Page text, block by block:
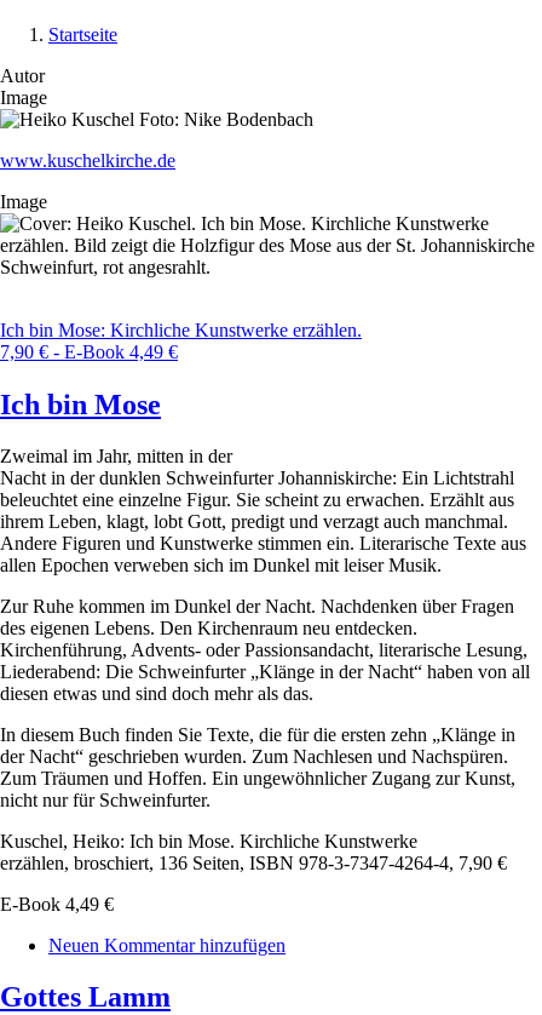
Startseite
Autor
Image
www.kuschelkirche.de
Image
Ich bin Mose: Kirchliche Kunstwerke erzählen.
7,90 € - E-Book 4,49 €
Ich bin Mose
Zweimal im Jahr, mitten in der
Nacht in der dunklen Schweinfurter Johanniskirche: Ein Lichtstrahl
beleuchtet eine einzelne Figur. Sie scheint zu erwachen. Erzählt aus
ihrem Leben, klagt, lobt Gott, predigt und verzagt auch manchmal.
Andere Figuren und Kunstwerke stimmen ein. Literarische Texte aus
allen Epochen verweben sich im Dunkel mit leiser Musik.
Zur Ruhe kommen im Dunkel der Nacht. Nachdenken über Fragen
des eigenen Lebens. Den Kirchenraum neu entdecken.
Kirchenführung, Advents- oder Passionsandacht, literarische Lesung,
Liederabend: Die Schweinfurter „Klänge in der Nacht“ haben von all
diesen etwas und sind doch mehr als das.
In diesem Buch finden Sie Texte, die für die ersten zehn „Klänge in
der Nacht“ geschrieben wurden. Zum Nachlesen und Nachspüren.
Zum Träumen und Hoffen. Ein ungewöhnlicher Zugang zur Kunst,
nicht nur für Schweinfurter.
Kuschel, Heiko: Ich bin Mose. Kirchliche Kunstwerke
erzählen, broschiert, 136 Seiten, ISBN 978-3-7347-4264-4, 7,90 €
E-Book 4,49 €
Neuen Kommentar hinzufügen
Gottes Lamm